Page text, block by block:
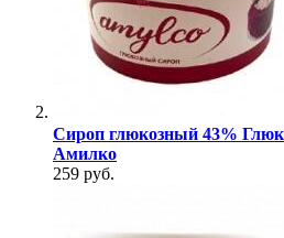
Сироп глюкозный 43%
Амилко
259 руб.